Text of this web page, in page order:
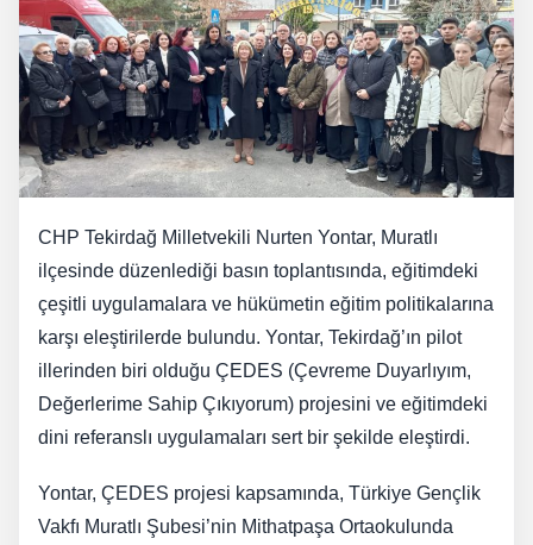
CHP Tekirdağ Milletvekili Nurten Yontar, Muratlı
ilçesinde düzenlediği basın toplantısında, eğitimdeki
çeşitli uygulamalara ve hükümetin eğitim politikalarına
karşı eleştirilerde bulundu. Yontar, Tekirdağ’ın pilot
illerinden biri olduğu ÇEDES (Çevreme Duyarlıyım,
Değerlerime Sahip Çıkıyorum) projesini ve eğitimdeki
dini referanslı uygulamaları sert bir şekilde eleştirdi.
Yontar, ÇEDES projesi kapsamında, Türkiye Gençlik
Vakfı Muratlı Şubesi’nin Mithatpaşa Ortaokulunda